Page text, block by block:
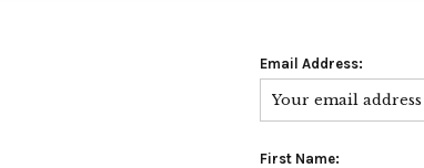
Email Address:
First Name: